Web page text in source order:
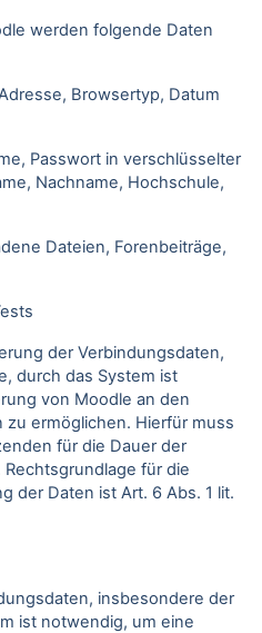
werden folgende Daten
Browsertyp, Datum
Passwort in verschlüsselter
Nachname, Hochschule,
Dateien, Forenbeiträge,
der Verbindungsdaten,
durch das System ist
von Moodle an den
ermöglichen. Hierfür muss
für die Dauer der
für die
der Daten ist Art. 6 Abs. 1 lit.
insbesondere der
ist notwendig, um eine